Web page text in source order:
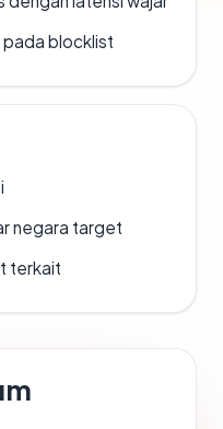
blocklist
negara target
terkait